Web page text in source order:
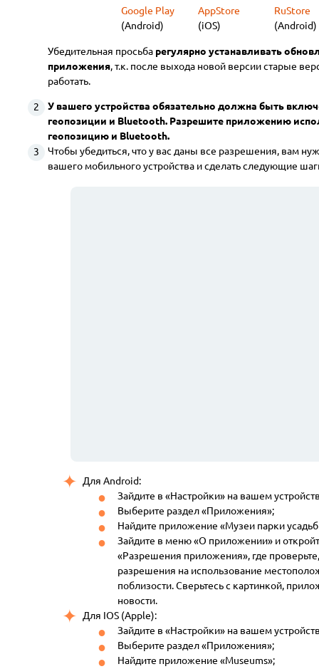
Google Play
(Android)
AppStore
(iOS)
RuStore
(Android)
Убедительная просьба регулярно устанавливать
приложения, т.к. после выхода новой версии старые
работать.
У вашего устройства обязательно должна быть
геопозиции и Bluetooth. Разрешите приложению
геопозицию и Bluetooth.
Чтобы убедиться, что у вас даны все разрешения, вам
вашего мобильного устройства и сделать следующие
Для Android:
Зайдите в «Настройки» на вашем
Выберите раздел «Приложения»;
Найдите приложение «Музеи парки
Зайдите в меню «О приложении» и
«Разрешения приложения», где
разрешения на использование
поблизости. Сверьтесь с картинкой,
новости.
Для IOS (Apple):
Зайдите в «Настройки» на вашем
Выберите раздел «Приложения»;
Найдите приложение «Museums»;